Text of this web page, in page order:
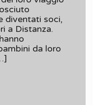
diventati soci,
a Distanza.
da loro